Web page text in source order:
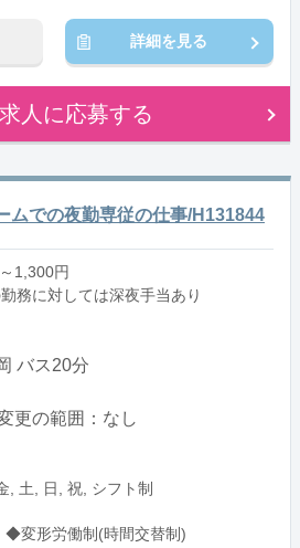
詳細を見る
人に応募する
ムでの夜勤専従の仕事/H131844
1,300円
務に対しては深夜手当あり
バス20分
更の範囲：なし
, 土, 日, 祝, シフト制
◆変形労働制(時間交替制)